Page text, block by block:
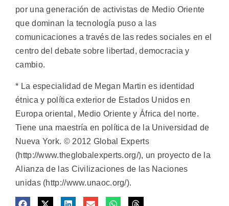
por una generación de activistas de Medio Oriente
que dominan la tecnología puso a las
comunicaciones a través de las redes sociales en el
centro del debate sobre libertad, democracia y
cambio.
* La especialidad de Megan Martin es identidad
étnica y política exterior de Estados Unidos en
Europa oriental, Medio Oriente y África del norte.
Tiene una maestría en política de la Universidad de
Nueva York. © 2012 Global Experts
(http://www.theglobalexperts.org/), un proyecto de la
Alianza de las Civilizaciones de las Naciones
unidas (http://www.unaoc.org/).